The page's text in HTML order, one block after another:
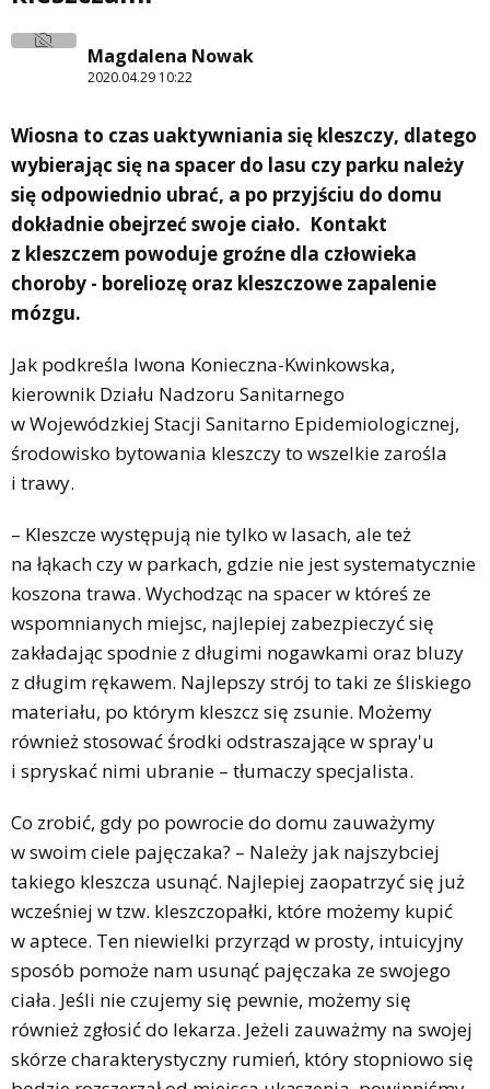
Magdalena Nowak
2020.04.29 10:22
Wiosna to czas uaktywniania się kleszczy, dlatego
wybierając się na spacer do lasu czy parku należy
się odpowiednio ubrać, a po przyjściu do domu
dokładnie obejrzeć swoje ciało. Kontakt
z kleszczem powoduje groźne dla człowieka
choroby - boreliozę oraz kleszczowe zapalenie
mózgu.
Jak podkreśla Iwona Konieczna-Kwinkowska,
kierownik Działu Nadzoru Sanitarnego
w Wojewódzkiej Stacji Sanitarno Epidemiologicznej,
środowisko bytowania kleszczy to wszelkie zarośla
i trawy.
– Kleszcze występują nie tylko w lasach, ale też
na łąkach czy w parkach, gdzie nie jest systematycznie
koszona trawa. Wychodząc na spacer w któreś ze
wspomnianych miejsc, najlepiej zabezpieczyć się
zakładając spodnie z długimi nogawkami oraz bluzy
z długim rękawem. Najlepszy strój to taki ze śliskiego
materiału, po którym kleszcz się zsunie. Możemy
również stosować środki odstraszające w spray'u
i spryskać nimi ubranie – tłumaczy specjalista.
Co zrobić, gdy po powrocie do domu zauważymy
w swoim ciele pajęczaka? – Należy jak najszybciej
takiego kleszcza usunąć. Najlepiej zaopatrzyć się już
wcześniej w tzw. kleszczopałki, które możemy kupić
w aptece. Ten niewielki przyrząd w prosty, intuicyjny
sposób pomoże nam usunąć pajęczaka ze swojego
ciała. Jeśli nie czujemy się pewnie, możemy się
również zgłosić do lekarza. Jeżeli zauważmy na swojej
skórze charakterystyczny rumień, który stopniowo się